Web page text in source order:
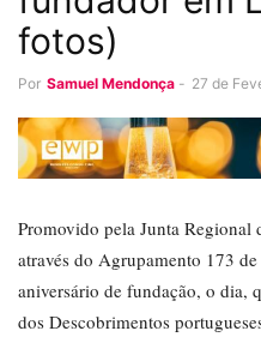
fotos)
Por Samuel Mendonça - 27 de
Promovido pela Junta Regional
através do Agrupamento 173
aniversário de fundação, o dia,
dos Descobrimentos